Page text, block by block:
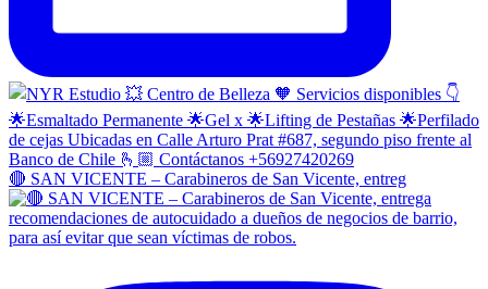
🔴 SAN VICENTE – Carabineros de San Vicente, entreg